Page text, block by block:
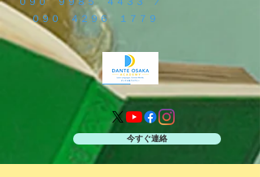
０９０ ４２９６ １７７９
今すぐ連絡